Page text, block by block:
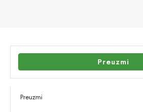
Preuzmi
Preuzmi